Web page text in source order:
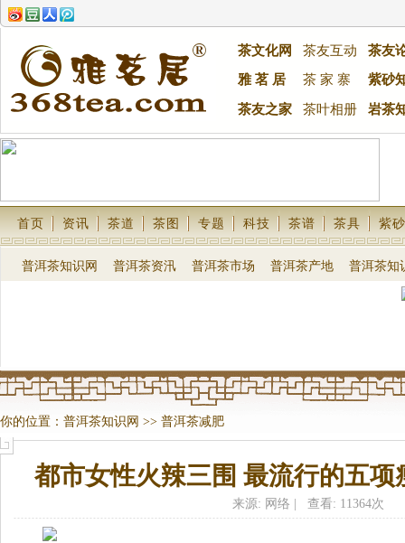
茶文化网 茶友互动
茶友
雅 茗 居
茶 家 寨 紫砂
茶友之家 茶叶相册 岩茶
首页 资讯 茶道 茶图 专题 科技 茶谱 茶具 紫砂
普洱茶知识网 普洱茶资汛 普洱茶市场 普洱茶产地 普洱茶知
你的位置： 普洱茶知识网 >> 普洱茶减肥
都市女性火辣三围 最流行的五项
来源: 网络 | 查看: 11364次